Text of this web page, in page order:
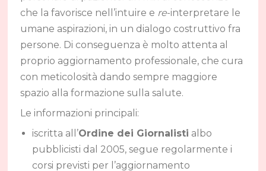
che la favorisce nell’intuire e re-interpretare le
umane aspirazioni, in un dialogo costruttivo fra
persone. Di conseguenza è molto attenta al
proprio aggiornamento professionale, che cura
con meticolosità dando sempre maggiore
spazio alla formazione sulla salute.
Le informazioni principali:
iscritta all’Ordine dei Giornalisti albo
pubblicisti dal 2005, segue regolarmente i
corsi previsti per l’aggiornamento